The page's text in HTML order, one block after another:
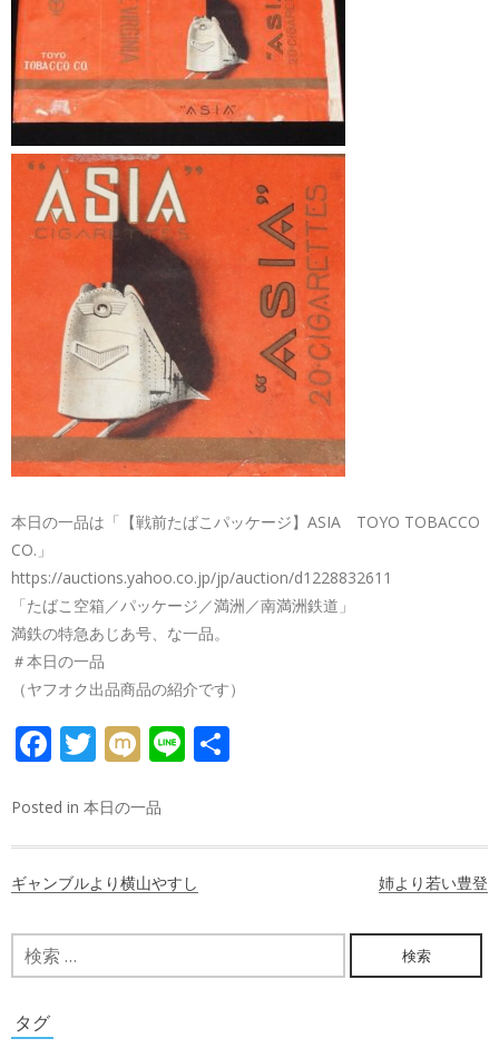
本日の一品は「【戦前たばこパッケージ】ASIA TOYO TOBACCO
CO.」
https://auctions.yahoo.co.jp/jp/auction/d1228832611
「たばこ空箱／パッケージ／満洲／南満洲鉄道」
満鉄の特急あじあ号、な一品。
＃本日の一品
（ヤフオク出品商品の紹介です）
FACEBOOK
TWITTER
MIXILINE
Posted in 本日の一品
ナ
ビ
ゲ
ギャンブルより横山やすし 姉より若い豊登
検
索:
タグ